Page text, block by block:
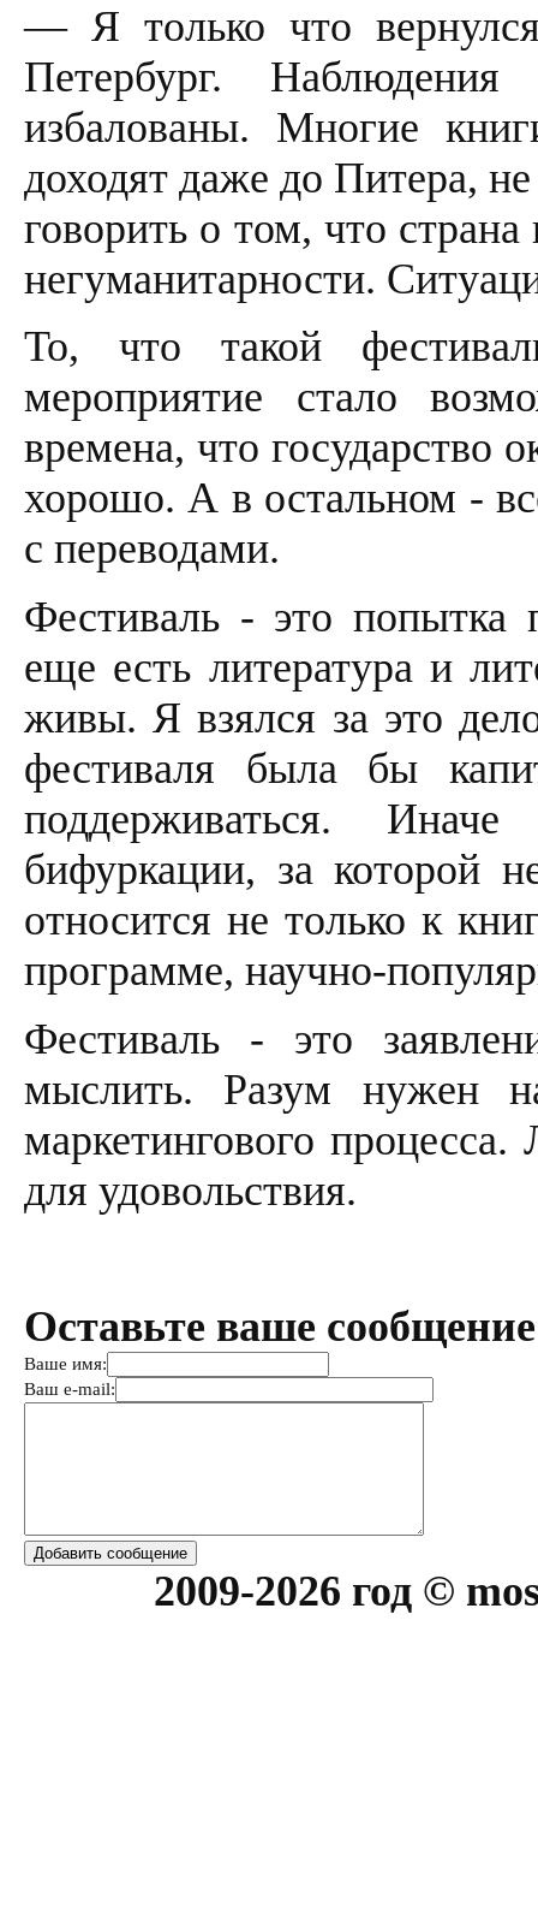
— Я только что
Петербург.
избалованы. Многие
доходят даже до Питера,
говорить о том, что
негуманитарности.
То, что такой
мероприятие стало
времена, что государство
хорошо. А в остальном -
с переводами.
Фестиваль - это попытка
еще есть литература и
живы. Я взялся за это
фестиваля была бы
поддерживаться.
бифуркации, за которой
относится не только к
программе, научно-
Фестиваль - это
мыслить. Разум нужен
маркетингового
для удовольствия.
Оставьте ваше
Ваше имя:
Ваш e-mail:
2009-2026 год ©